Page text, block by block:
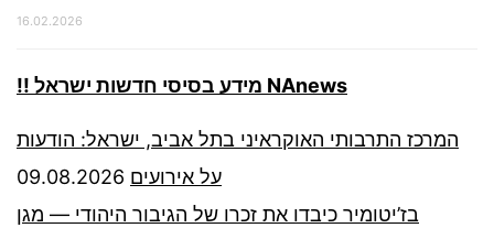
16.02.2026
!! מידע בסיסי חדשות ישראל NAnews
המרכז התרבותי האוקראיני בתל אביב, ישראל: הודעות
על אירועים 09.08.2026
בז’יטומיר כיבדו את זכרו של הגיבור היהודי — מגן